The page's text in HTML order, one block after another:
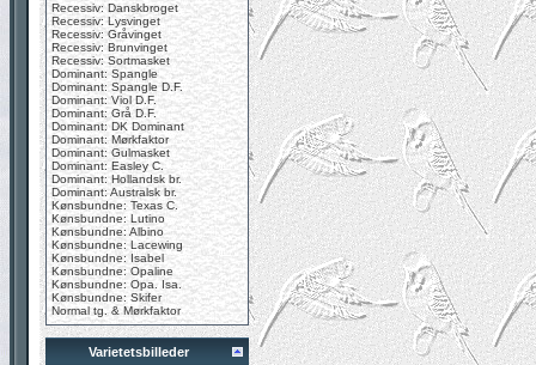
Recessiv: Danskbroget
Recessiv: Lysvinget
Recessiv: Gråvinget
Recessiv: Brunvinget
Recessiv: Sortmasket
Dominant: Spangle
Dominant: Spangle D.F.
Dominant: Viol D.F.
Dominant: Grå D.F.
Dominant: DK Dominant
Dominant: Mørkfaktor
Dominant: Gulmasket
Dominant: Easley C.
Dominant: Hollandsk br.
Dominant: Australsk br.
Kønsbundne: Texas C.
Kønsbundne: Lutino
Kønsbundne: Albino
Kønsbundne: Lacewing
Kønsbundne: Isabel
Kønsbundne: Opaline
Kønsbundne: Opa. Isa.
Kønsbundne: Skifer
Normal tg. & Mørkfaktor
Varietetsbilleder